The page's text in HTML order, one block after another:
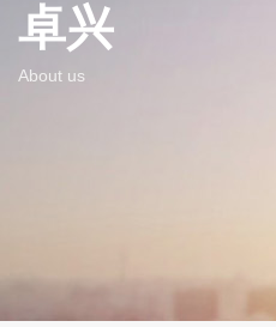
卓兴
About us